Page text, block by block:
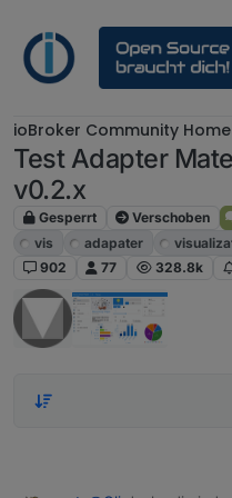
ioBroker Community Home
Test Adapter
v0.2.x
Gesperrt Verschoben
vis
adapater
902
77 328.8k